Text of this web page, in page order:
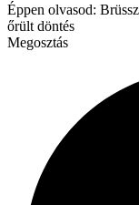
Éppen olvasod:
őrült döntés
Megosztás